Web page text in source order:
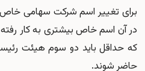
برای تغییر اسم شرکت سهامی خاص
در آن اسم خاص بیشتری به کار
حاضر شوند.